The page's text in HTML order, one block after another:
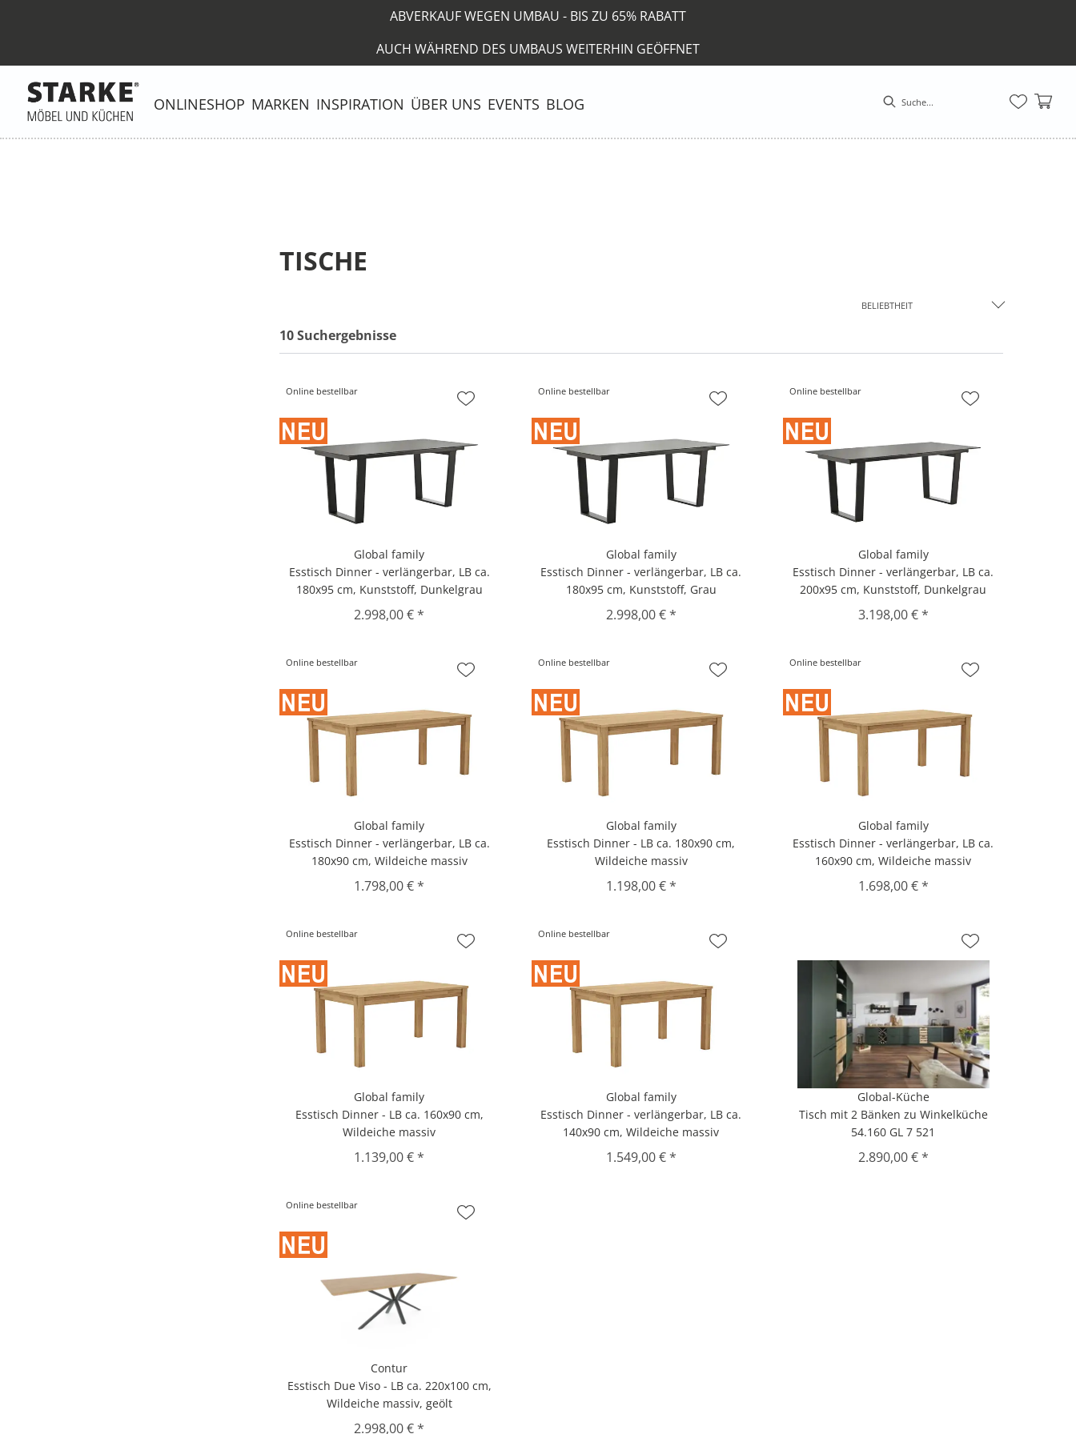
ABVERKAUF WEGEN UMBAU - BIS ZU 65% RABATT
AUCH WÄHREND DES UMBAUS WEITERHIN GEÖFFNET
ONLINESHOP MARKEN INSPIRATION ÜBER UNS EVENTS BLOG
TISCHE
BELIEBTHEIT
10 Suchergebnisse
Online bestellbar
Global family
Esstisch Dinner - verlängerbar, LB ca.
180x95 cm, Kunststoff, Dunkelgrau
2.998,00 € *
Online bestellbar
Global family
Esstisch Dinner - verlängerbar, LB ca.
180x95 cm, Kunststoff, Grau
2.998,00 € *
Online bestellbar
Global family
Esstisch Dinner - verlängerbar, LB ca.
200x95 cm, Kunststoff, Dunkelgrau
3.198,00 € *
Online bestellbar
Global family
Esstisch Dinner - verlängerbar, LB ca.
180x90 cm, Wildeiche massiv
1.798,00 € *
Online bestellbar
Global family
Esstisch Dinner - LB ca. 180x90 cm,
Wildeiche massiv
1.198,00 € *
Online bestellbar
Global family
Esstisch Dinner - verlängerbar, LB ca.
160x90 cm, Wildeiche massiv
1.698,00 € *
Online bestellbar
Global family
Esstisch Dinner - LB ca. 160x90 cm,
Wildeiche massiv
1.139,00 € *
Online bestellbar
Global family
Esstisch Dinner - verlängerbar, LB ca.
140x90 cm, Wildeiche massiv
1.549,00 € *
Global-Küche
Tisch mit 2 Bänken zu Winkelküche
54.160 GL 7 521
2.890,00 € *
Online bestellbar
Contur
Esstisch Due Viso - LB ca. 220x100 cm,
Wildeiche massiv, geölt
2.998,00 € *